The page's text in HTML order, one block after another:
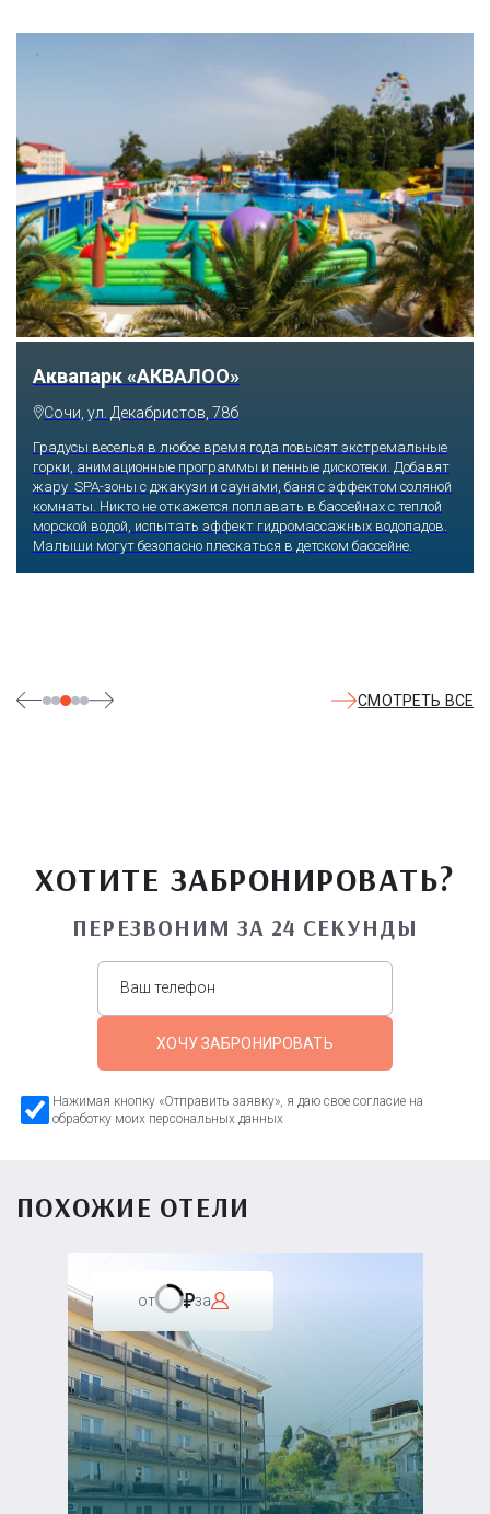
Тематический парк развлечений «Сочи
Парк»
Сочи, Олимпийский проспект, 21
Оказавшись здесь, словно попадаешь в сказку: встречаешь
любимых героев русского фольклора, получаешь возможность
сколько душе угодно кататься на аттракционах европейского
уровня. Гости участвуют в увлекательных квестах и
СМОТРЕТЬ ВСЕ
ХОТИТЕ ЗАБРОНИРОВАТЬ?
ПЕРЕЗВОНИМ ЗА 24 СЕКУНДЫ
ХОЧУ ЗАБРОНИРОВАТЬ
Нажимая кнопку «Отправить заявку», я даю свое согласие на
обработку моих персональных данных
ПОХОЖИЕ ОТЕЛИ
от за